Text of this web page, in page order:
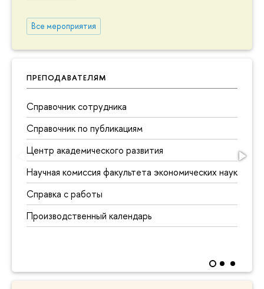
Все мероприятия
ПРЕПОДАВАТЕЛЯМ
Справочник сотрудника
Справочник по публикациям
Центр академического развития
Научная комиссия факультета экономических наук
Справка с работы
Производственный календарь